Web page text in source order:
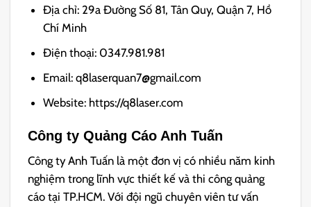
Địa chỉ: 29a Đường Số 81, Tân Quy, Quận 7, Hồ
Chí Minh
Điện thoại: 0347.981.981
Email: q8laserquan7@gmail.com
Website: https://q8laser.com
Công ty Quảng Cáo Anh Tuấn
Công ty Anh Tuấn là một đơn vị có nhiều năm kinh
nghiệm trong lĩnh vực thiết kế và thi công quảng
cáo tại TP.HCM. Với đội ngũ chuyên viên tư vấn